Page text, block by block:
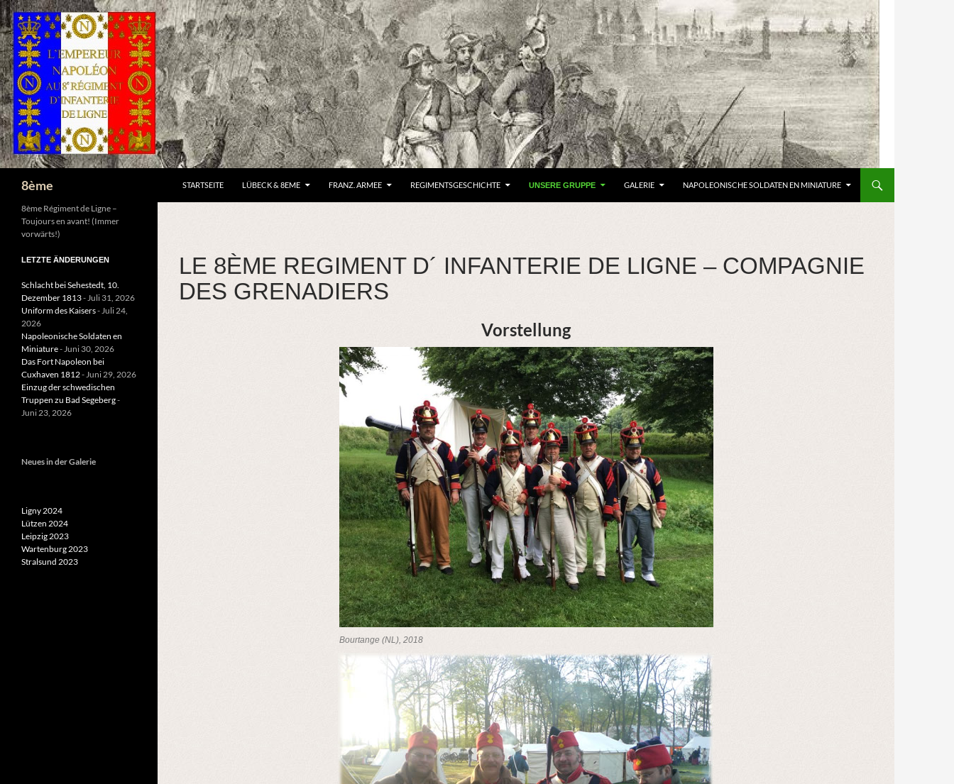
8ème
STARTSEITE
LÜBECK & 8EME FRANZ. ARMEE REGIMENTSGESCHICHTE UNSERE GRUPPE GALERIE NAPOLEONISCHE SOLDATEN EN MINIATURE
LE 8ÈME REGIMENT D´ INFANTERIE DE LIGNE – COMPAGNIE
DES GRENADIERS
Vorstellung
Bourtange (NL), 2018
8ème Régiment de Ligne –
Toujours en avant! (Immer
vorwärts!)
LETZTE ÄNDERUNGEN
Schlacht bei Sehestedt, 10.
Dezember 1813- Juli 31, 2026
Uniform des Kaisers- Juli 24,
2026
Napoleonische Soldaten en
Miniature- Juni 30, 2026
Das Fort Napoleon bei
Cuxhaven 1812- Juni 29, 2026
Einzug der schwedischen
Truppen zu Bad Segeberg-
Juni 23, 2026
Neues in der Galerie
Ligny 2024
Lützen 2024
Leipzig 2023
Wartenburg 2023
Stralsund 2023